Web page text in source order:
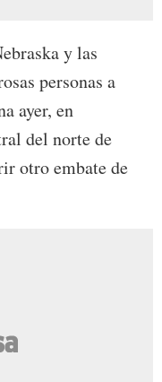
y las
personas a
ayer, en
del norte de
otro embate de